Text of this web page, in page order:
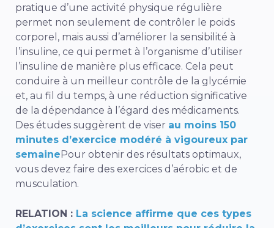
pratique d’une activité physique régulière
permet non seulement de contrôler le poids
corporel, mais aussi d’améliorer la sensibilité à
l’insuline, ce qui permet à l’organisme d’utiliser
l’insuline de manière plus efficace. Cela peut
conduire à un meilleur contrôle de la glycémie
et, au fil du temps, à une réduction significative
de la dépendance à l’égard des médicaments.
Des études suggèrent de viser au moins 150
minutes d’exercice modéré à vigoureux par
semaine Pour obtenir des résultats optimaux,
vous devez faire des exercices d’aérobic et de
musculation.
RELATION : La science affirme que ces types